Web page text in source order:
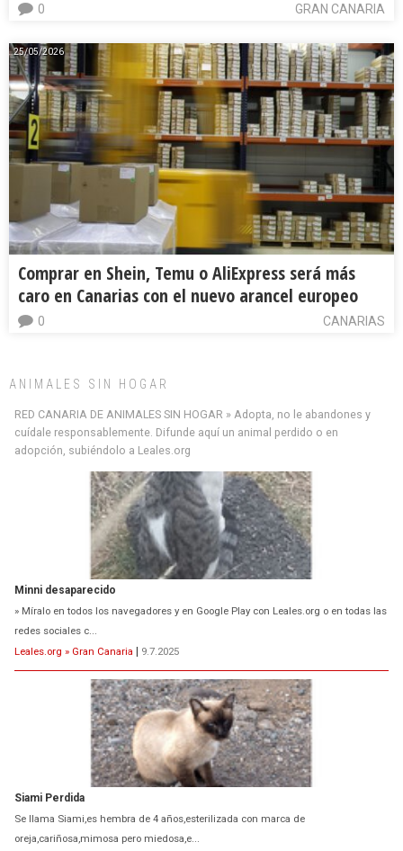
GRAN CANARIA
0
25/05/2026
Comprar en Shein, Temu o AliExpress será más
caro en Canarias con el nuevo arancel europeo
CANARIAS
0
ANIMALES SIN HOGAR
RED CANARIA DE ANIMALES SIN HOGAR » Adopta, no le abandones y
cuídale responsablemente. Difunde aquí un animal perdido o en
adopción, subiéndolo a Leales.org
Minni desaparecido
» Míralo en todos los navegadores y en Google Play con Leales.org o en todas las
redes sociales c...
Leales.org » Gran Canaria | 9.7.2025
Siami Perdida
Se llama Siami,es hembra de 4 años,esterilizada con marca de
oreja,cariñosa,mimosa pero miedosa,e...